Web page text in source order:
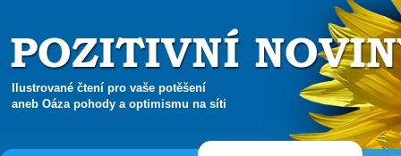
Ilustrované čtení pro vaše potěšení
aneb Oáza pohody a optimismu na síti